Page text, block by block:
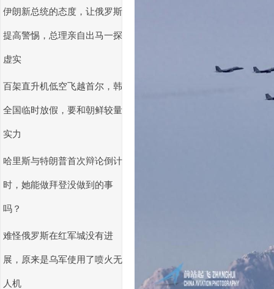
伊朗新总统的态度，让俄罗斯
提高警惕，总理亲自出马一探
虚实
百架直升机低空飞越首尔，韩
全国临时放假，要和朝鲜较量
实力
哈里斯与特朗普首次辩论倒计
时，她能做拜登没做到的事
吗？
难怪俄罗斯在红军城没有进
展，原来是乌军使用了喷火无
人机